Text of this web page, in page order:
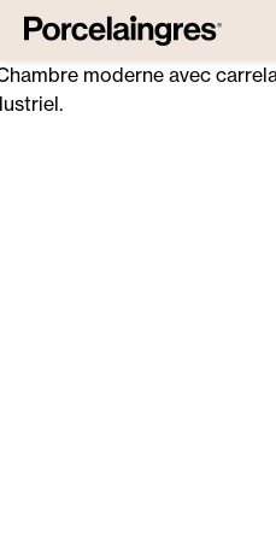
Passer au contenu principal